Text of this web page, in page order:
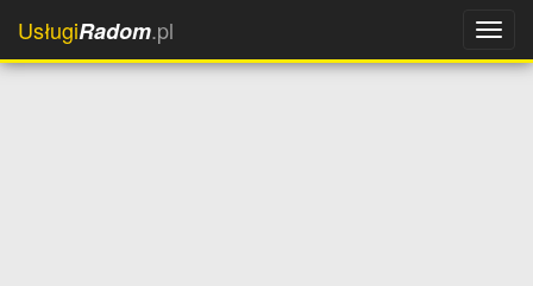
UsługiRadom.pl